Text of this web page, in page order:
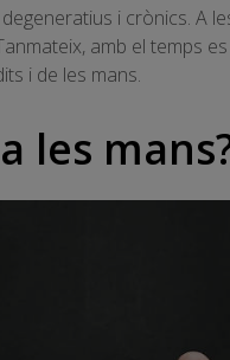
i crònics. A
amb el temps
i de les mans.
les